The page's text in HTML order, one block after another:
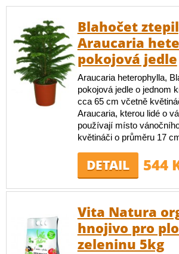
Blahočet
Araucaria
pokojová jedle
Araucaria heterophylla,
pokojová jedle o jednom
cca 65 cm včetně
Araucaria, kterou lidé o
používají místo
květináči o průměru 17
DETAIL 544
Vita Natura
hnojivo pro
zeleninu 5kg